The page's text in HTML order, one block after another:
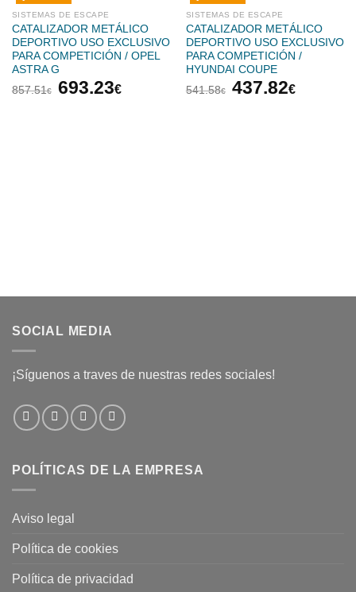
SISTEMAS DE ESCAPE
CATALIZADOR METÁLICO
DEPORTIVO USO EXCLUSIVO
PARA COMPETICIÓN / OPEL
ASTRA G
857.51€
El
693.23€El
SISTEMAS DE ESCAPE
CATALIZADOR METÁLICO
DEPORTIVO USO EXCLUSIVO
PARA COMPETICIÓN /
HYUNDAI COUPE
541.58€
El
437.82€El
SOCIAL MEDIA
¡Síguenos a traves de nuestras redes sociales!
POLÍTICAS DE LA EMPRESA
Aviso legal
Política de cookies
Política de privacidad